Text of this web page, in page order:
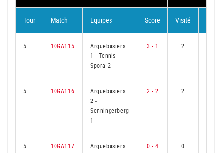
Tour Match Equipes Score Visité
5 10GA115
Arquebusiers
1-Tennis
Spora 2
3 - 1 2
5 10GA116
Arquebusiers
2-
Senningerberg
1
2 - 2 2
5 10GA117
Arquebusiers
0 - 4 0